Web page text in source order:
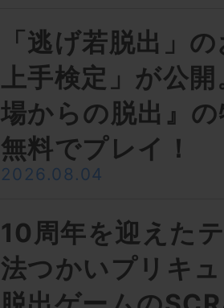
「逃げ若脱出」
上手検定」が公
場からの脱出』
無料でプレイ！
2026.08.04
10周年を迎えた
法つかいプリキ